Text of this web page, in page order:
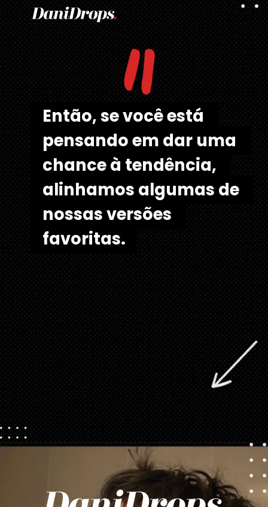
"
Então, se você está
pensando em dar uma
chance à tendência,
alinhamos algumas de
nossas versões
favoritas.
Então, se você está
pensando em dar uma
chance à tendência,
alinhamos algumas de
nossas versões
favoritas.
https://danidrops.com.br/tendencia-corte-de-cabelo-feminino-2025/